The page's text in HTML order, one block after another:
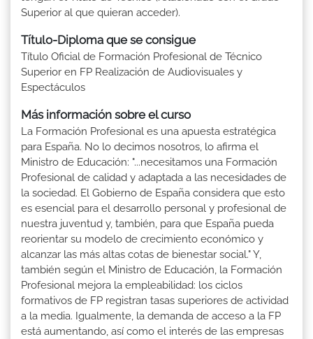
Superior al que quieran acceder).
Título-Diploma que se consigue
Título Oficial de Formación Profesional de Técnico
Superior en FP Realización de Audiovisuales y
Espectáculos
Más información sobre el curso
La Formación Profesional es una apuesta estratégica
para España. No lo decimos nosotros, lo afirma el
Ministro de Educación: "...necesitamos una Formación
Profesional de calidad y adaptada a las necesidades de
la sociedad. El Gobierno de España considera que esto
es esencial para el desarrollo personal y profesional de
nuestra juventud y, también, para que España pueda
reorientar su modelo de crecimiento económico y
alcanzar las más altas cotas de bienestar social." Y,
también según el Ministro de Educación, la Formación
Profesional mejora la empleabilidad: los ciclos
formativos de FP registran tasas superiores de actividad
a la media. Igualmente, la demanda de acceso a la FP
está aumentando, así como el interés de las empresas